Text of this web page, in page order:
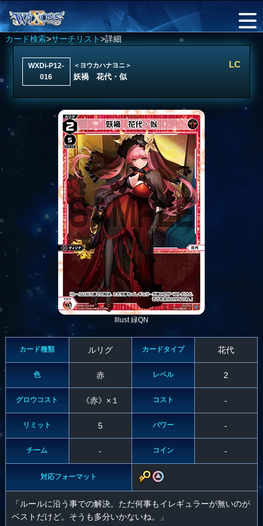
カード検索>サーチリスト>詳細
WXDi-P12-
016
＜ヨウカハナヨニ＞
妖禍 花代・似
LC
Illust 緑QN
カード種類 ルリグ カードタイプ 花代
色 赤 レベル 2
グロウコスト 《赤》×１ コスト -
リミット 5 パワー -
チーム - コイン -
対応フォーマット
「ルールに沿う事での解決。ただ何事もイレギュラーが無いのが
ベストだけど。そうも多分いかないね。」